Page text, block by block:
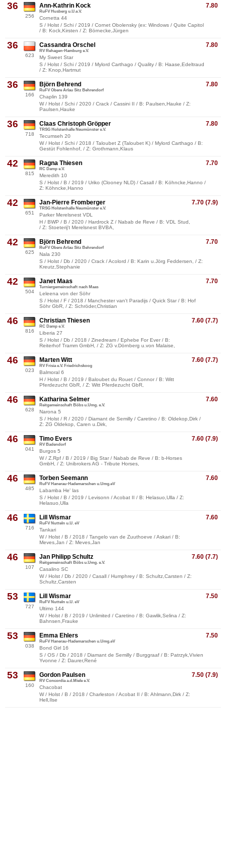
36
256
7.80
Ann-Kathrin Kock
RuFV Husberg u.U.e.V.
Cornetta 44
S / Holst / Schi / 2019 / Cornet Obolensky (ex: Windows / Quite Capitol
/ B: Kock,Kirsten / Z: Börnecke,Jürgen
36
623
7.80
Cassandra Orschel
RV Rehagen-Hamburg e.V.
My Sweet Star
S / Holst / Schi / 2019 / Mylord Carthago / Quality / B: Haase,Edeltraud
/ Z: Knop,Hartmut
36
166
7.80
Björn Behrend
RuFV Obere Arlau Sitz Behrendorf
Chaplin 139
W / Holst / Schi / 2020 / Crack / Cassini II / B: Paulsen,Hauke / Z:
Paulsen,Hauke
36
718
7.80
Claas Christoph Gröpper
TRSG Holstenhalle Neumünster e.V.
Tecumseh 20
W / Holst / Schi / 2018 / Taloubet Z (Taloubet K) / Mylord Carthago / B:
Gestüt Fohlenhof, / Z: Grothmann,Klaus
42
815
7.70
Ragna Thiesen
RC Damp e.V.
Meredith 10
S / Holst / B / 2019 / Uriko (Clooney NLD) / Casall / B: Köhncke,Hanno /
Z: Köhncke,Hanno
42
651
7.70 (7.9)
Jan-Pierre Fromberger
TRSG Holstenhalle Neumünster e.V.
Parker Merelsnest VDL
H / BWP / B / 2020 / Hardrock Z / Nabab de Reve / B: VDL Stud,
/ Z: Stoeterij't Merelsnest BVBA,
42
625
7.70
Björn Behrend
RuFV Obere Arlau Sitz Behrendorf
Nala 230
S / Holst / Db / 2020 / Crack / Acolord / B: Karin u.Jörg Feddersen, / Z:
Kreutz,Stephanie
42
504
7.70
Janet Maas
Turniergemeinschaft nach Maas
Leleena von der Söhr
S / Holst / F / 2018 / Manchester van't Paradijs / Quick Star / B: Hof
Söhr GbR, / Z: Schröder,Christian
46
816
7.60 (7.7)
Christian Thiesen
RC Damp e.V.
Liberia 27
S / Holst / Db / 2018 / Zinedream / Ephebe For Ever / B:
Reiterhof Tramm GmbH, / Z: ZG v.Dörnberg u.von Malaise,
46
023
7.60 (7.7)
Marten Witt
RV Frisia e.V. Friedrichskoog
Balmoral 6
H / Holst / B / 2019 / Baloubet du Rouet / Connor / B: Witt
Pferdezucht GbR, / Z: Witt Pferdezucht GbR,
46
628
7.60
Katharina Selmer
Reitgemeinschaft Böbs u.Umg. e.V.
Narona 5
S / Holst / R / 2020 / Diamant de Semilly / Caretino / B: Oldekop,Dirk /
Z: ZG Oldekop, Caren u.Dirk,
46
041
7.60 (7.9)
Timo Evers
RV Badendorf
Burgos 5
W / Z.Rpf / B / 2019 / Big Star / Nabab de Reve / B: b-Horses
GmbH, / Z: Unibrokers AG - Tribute Horses,
46
485
7.60
Torben Seemann
RuFV Hanerau-Hademarschen u.Umg.eV
Labamba He' las
S / Holst / B / 2019 / Levisonn / Acobat II / B: Helasuo,Ulla / Z:
Helasuo,Ulla
46
716
7.60
Lill Wismar
RuFV Nutteln u.U. eV
Tankari
W / Holst / B / 2018 / Tangelo van de Zuuthoeve / Askari / B:
Meves,Jan / Z: Meves,Jan
46
107
7.60 (7.7)
Jan Philipp Schultz
Reitgemeinschaft Böbs u.Umg. e.V.
Casalino SC
W / Holst / Db / 2020 / Casall / Humphrey / B: Schultz,Carsten / Z:
Schultz,Carsten
53
727
7.50
Lill Wismar
RuFV Nutteln u.U. eV
Ultimo 144
W / Holst / B / 2019 / Unlimited / Caretino / B: Gawlik,Selina / Z:
Bahnsen,Frauke
53
038
7.50
Emma Ehlers
RuFV Hanerau-Hademarschen u.Umg.eV
Bond Girl 16
S / OS / Db / 2018 / Diamant de Semilly / Burggraaf / B: Patrzyk,Vivien
Yvonne / Z: Daurer,René
53
160
7.50 (7.9)
Gordon Paulsen
RV Concordia a.d.Miele e.V.
Chacobat
W / Holst / B / 2018 / Charleston / Acobat II / B: Ahlmann,Dirk / Z:
Hell,Ilse